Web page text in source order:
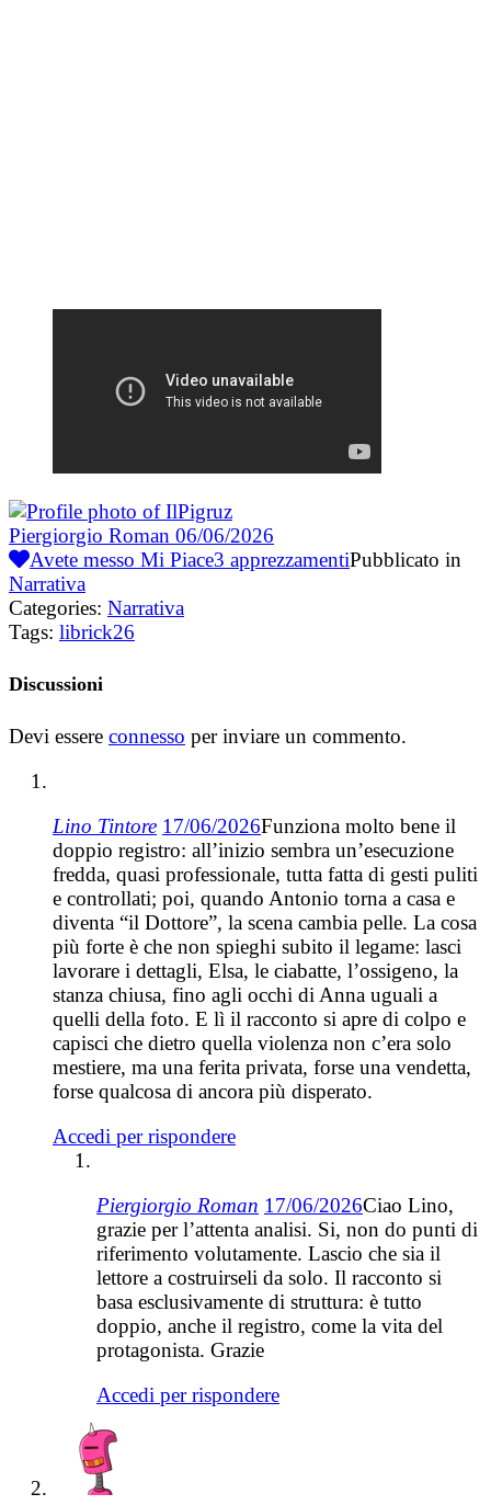
Piergiorgio Roman 06/06/2026
Avete messo Mi Piace3 apprezzamentiPubblicato in
Narrativa
Categories: Narrativa
Tags: librick26
Discussioni
Devi essere connesso per inviare un commento.
Lino Tintore 17/06/2026Funziona molto bene il
doppio registro: all’inizio sembra un’esecuzione
fredda, quasi professionale, tutta fatta di gesti puliti
e controllati; poi, quando Antonio torna a casa e
diventa “il Dottore”, la scena cambia pelle. La cosa
più forte è che non spieghi subito il legame: lasci
lavorare i dettagli, Elsa, le ciabatte, l’ossigeno, la
stanza chiusa, fino agli occhi di Anna uguali a
quelli della foto. E lì il racconto si apre di colpo e
capisci che dietro quella violenza non c’era solo
mestiere, ma una ferita privata, forse una vendetta,
forse qualcosa di ancora più disperato.
Accedi per rispondere
Piergiorgio Roman 17/06/2026Ciao Lino,
grazie per l’attenta analisi. Si, non do punti di
riferimento volutamente. Lascio che sia il
lettore a costruirseli da solo. Il racconto si
basa esclusivamente di struttura: è tutto
doppio, anche il registro, come la vita del
protagonista. Grazie
Accedi per rispondere